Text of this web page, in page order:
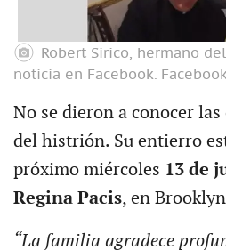
Robert Sirico, hermano
noticia en Facebook.
No se dieron a conocer
del histrión. Su entierro
próximo miércoles 13 de
Regina Pacis, en
“La familia agradece